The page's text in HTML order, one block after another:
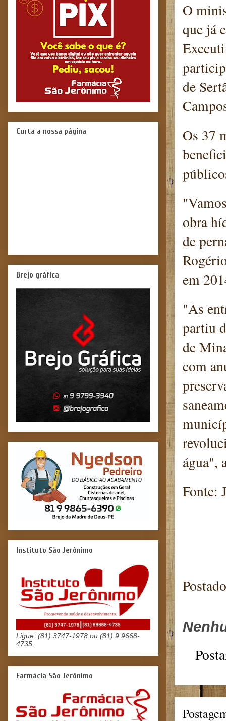
O
que já
de
Os 37
obra
de
em
"As
partiu
de
com
água",
Fonte:
Curta a nossa página
Brejo gráfica
Instituto São Jerônimo
Ligue: (81) 3747-1978 ou (81) 9.9668-
4735.
Farmácia São Jerônimo